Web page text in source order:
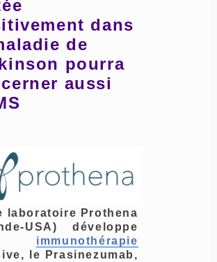
dans
de
pourra
aussi
laboratoire Prothena
USA) développe
immunothérapie
le Prasinezumab,